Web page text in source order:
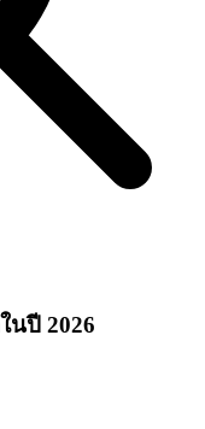
นปี 2026